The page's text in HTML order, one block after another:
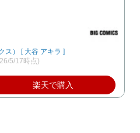
ス） [ 大谷 アキラ ]
5/17時点)
楽天で購入